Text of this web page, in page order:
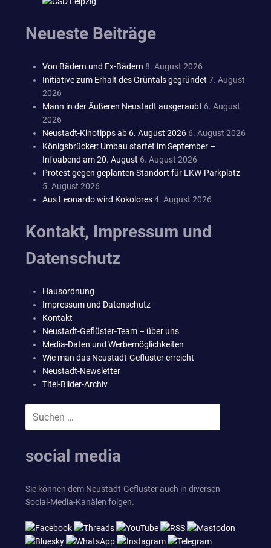
Neueste Beiträge
Von Bädern und Ex-Bädern 8. August 2026
Initiative zum Erhalt des Grüntals gegründet 7. August
2026
Mann in der Äußeren Neustadt ausgeraubt 6. August
2026
Neustadt-Kinotipps ab 6. August 2026 6. August 2026
Königsbrücker: Umbau startet im September –
Infoabend am 20. August 6. August 2026
Protest gegen geplanten Standort für LKW-Parkplatz
5. August 2026
Aus Leonardo wird Kokolores4. August 2026
Kontakt, Impressum und
Datenschutz
Hausordnung
Impressum und Datenschutz
Kontakt
Neustadt-Geflüster-Team – über uns
Media-Daten und Werbemöglichkeiten
Wie man das Neustadt-Geflüster erreicht
Neustadt-Newsletter
Titel-Bilder-Archiv
nach:
social media
Sie können dem Neustadt-Geflüster auch in diversen
Social-Media-Kanälen folgen.